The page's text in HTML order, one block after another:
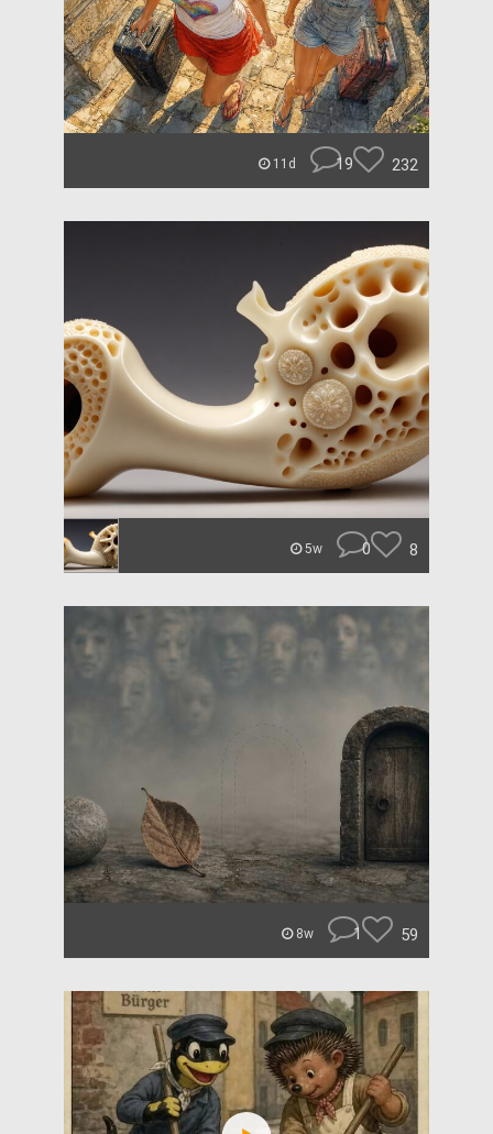
11d 19 232
5w 0 8
8w 1 59